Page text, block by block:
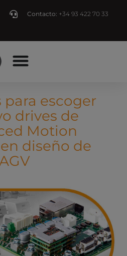
Contacto: +34 93 422 70 33
escoger
drives de
Motion
diseño de